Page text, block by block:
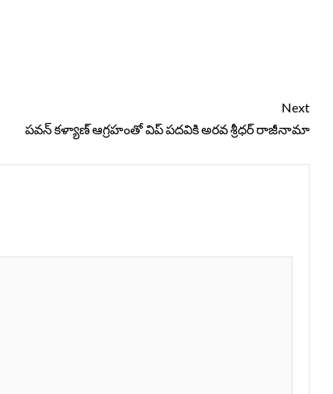
Next
పవన్ కళ్యాణ్ ఆగ్రహంతో విప్‌ ‌పదవికి అరవ శ్రీధర్‌ రాజీనామా